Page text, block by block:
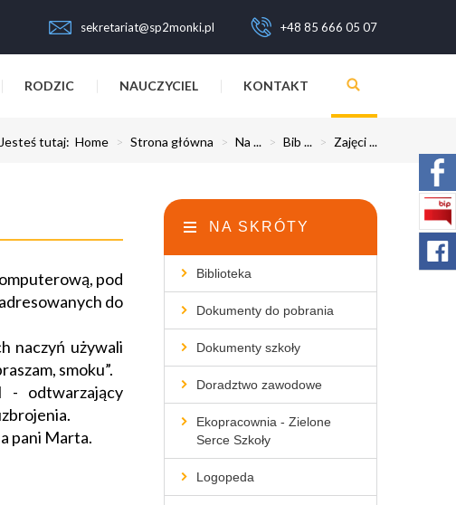
sekretariat@sp2monki.pl +48 85 666 05 07
RODZIC NAUCZYCIEL KONTAKT
Jesteś tutaj: Home > Strona główna > Na ... > Bib ... > Zajęci ...
pod
do
naczyń używali
smoku”.
- odtwarzający
pani Marta.
NA SKRÓTY
Biblioteka
Dokumenty do pobrania
Dokumenty szkoły
Doradztwo zawodowe
Ekopracownia - Zielone
Serce Szkoły
Logopeda